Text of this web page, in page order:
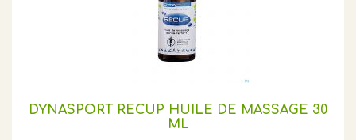
DYNASPORT RECUP HUILE DE MASSAGE 30
ML